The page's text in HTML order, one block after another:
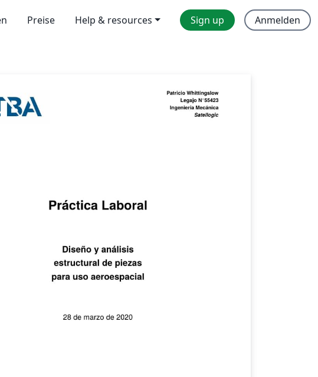
Preise Help & resources Sign up Anmelden